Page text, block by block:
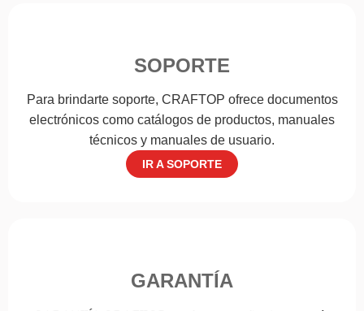
SOPORTE
Para brindarte soporte, CRAFTOP ofrece documentos
electrónicos como catálogos de productos, manuales
técnicos y manuales de usuario.
IR A SOPORTE
GARANTÍA